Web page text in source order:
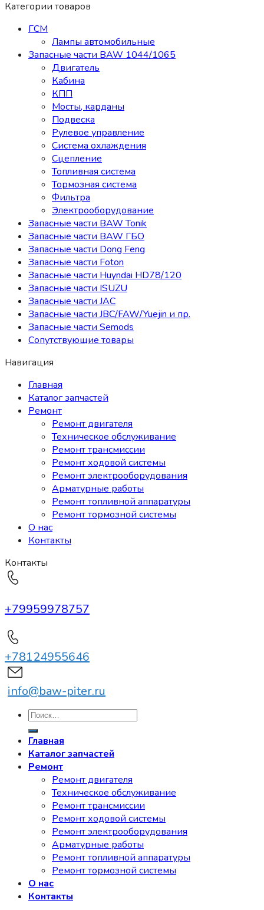
Категории товаров
ГСМ
Лампы автомобильные
Запасные части BAW 1044/1065
Двигатель
Кабина
КПП
Мосты, карданы
Подвеска
Рулевое управление
Система охлаждения
Сцепление
Топливная система
Тормозная система
Фильтра
Электрооборудование
Запасные части BAW Tonik
Запасные части BAW ГБО
Запасные части Dong Feng
Запасные части Foton
Запасные части Huyndai HD78/120
Запасные части ISUZU
Запасные части JAC
Запасные части JBC/FAW/Yuejin и пр.
Запасные части Semods
Сопутствующие товары
Навигация
Главная
Каталог запчастей
Ремонт
Ремонт двигателя
Техническое обслуживание
Ремонт трансмиссии
Ремонт ходовой системы
Ремонт электрооборудования
Арматурные работы
Ремонт топливной аппаратуры
Ремонт тормозной системы
О нас
Контакты
Контакты
+79959978757
+78124955646
info@baw-piter.ru
Искать:
Главная
Каталог запчастей
Ремонт
Ремонт двигателя
Техническое обслуживание
Ремонт трансмиссии
Ремонт ходовой системы
Ремонт электрооборудования
Арматурные работы
Ремонт топливной аппаратуры
Ремонт тормозной системы
О нас
Контакты